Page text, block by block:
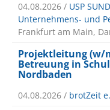
04.08.2026 / USP
Unternehmens- und
Frankfurt am Main,
Projektleitung (w/
Betreuung in
Nordbaden
04.08.2026 / brotZeit